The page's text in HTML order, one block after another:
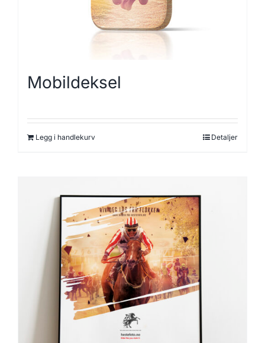
Mobildeksel
Legg i handlekurv Detaljer